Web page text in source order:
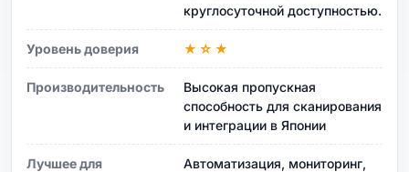
круглосуточной доступностью.
Уровень доверия ★☆★
Производительность
Высокая пропускная
способность для сканирования
и интеграции в Японии
Лучшее для
Автоматизация, мониторинг,